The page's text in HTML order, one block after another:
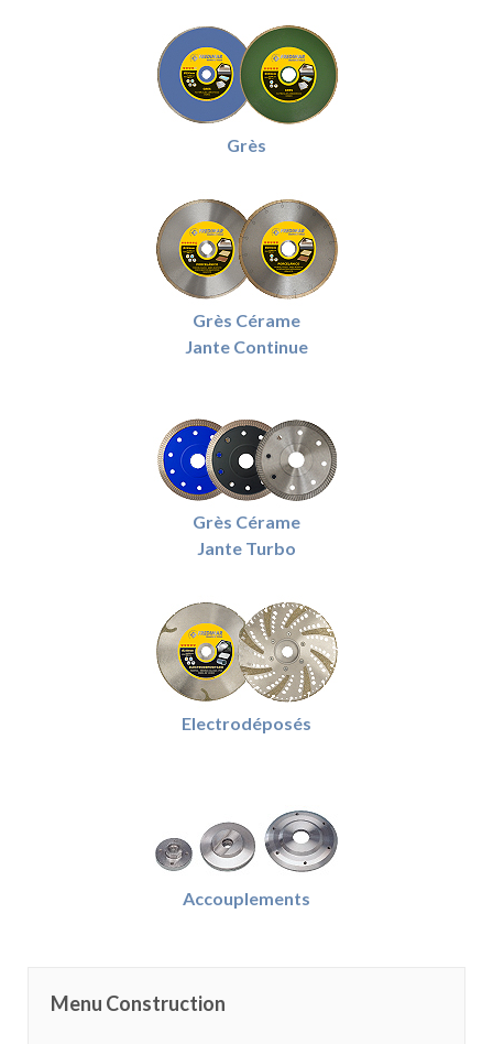
Grès
Grès Cérame
Jante Continue
Grès Cérame
Jante Turbo
Electrodéposés
Accouplements
Menu Construction